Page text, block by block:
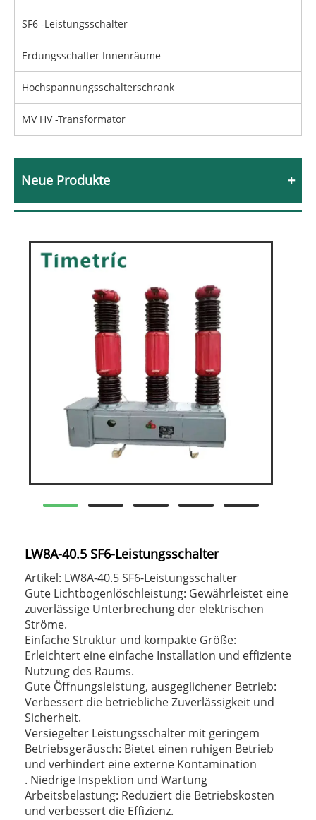
SF6 -Leistungsschalter
Erdungsschalter Innenräume
Hochspannungsschalterschrank
MV HV -Transformator
Neue Produkte
LW8A-40.5 SF6-Leistungsschalter
Artikel: LW8A-40.5 SF6-Leistungsschalter
Gute Lichtbogenlöschleistung: Gewährleistet eine
zuverlässige Unterbrechung der elektrischen
Ströme.
Einfache Struktur und kompakte Größe:
Erleichtert eine einfache Installation und effiziente
Nutzung des Raums.
Gute Öffnungsleistung, ausgeglichener Betrieb:
Verbessert die betriebliche Zuverlässigkeit und
Sicherheit.
Versiegelter Leistungsschalter mit geringem
Betriebsgeräusch: Bietet einen ruhigen Betrieb
und verhindert eine externe Kontamination
. Niedrige Inspektion und Wartung
Arbeitsbelastung: Reduziert die Betriebskosten
und verbessert die Effizienz.